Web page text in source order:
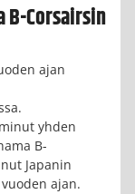
B-Corsairsin
ajan
yhden
B-
Japanin
ajan.